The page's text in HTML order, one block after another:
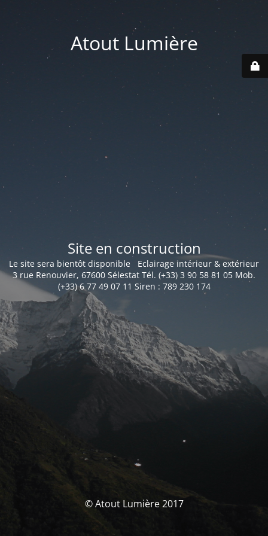
Atout Lumière
Site en construction
Le site sera bientôt disponible Eclairage intérieur & extérieur
3 rue Renouvier, 67600 Sélestat Tél. (+33) 3 90 58 81 05 Mob.
(+33) 6 77 49 07 11 Siren : 789 230 174
© Atout Lumière 2017